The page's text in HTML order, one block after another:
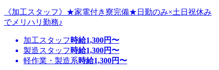
《加工スタッフ》★家電付き寮完備★日勤のみ×土日祝休み
でメリハリ勤務♪
加工スタッフ 時給1,300円〜
製造スタッフ 時給1,300円〜
軽作業・製造系時給1,300円〜